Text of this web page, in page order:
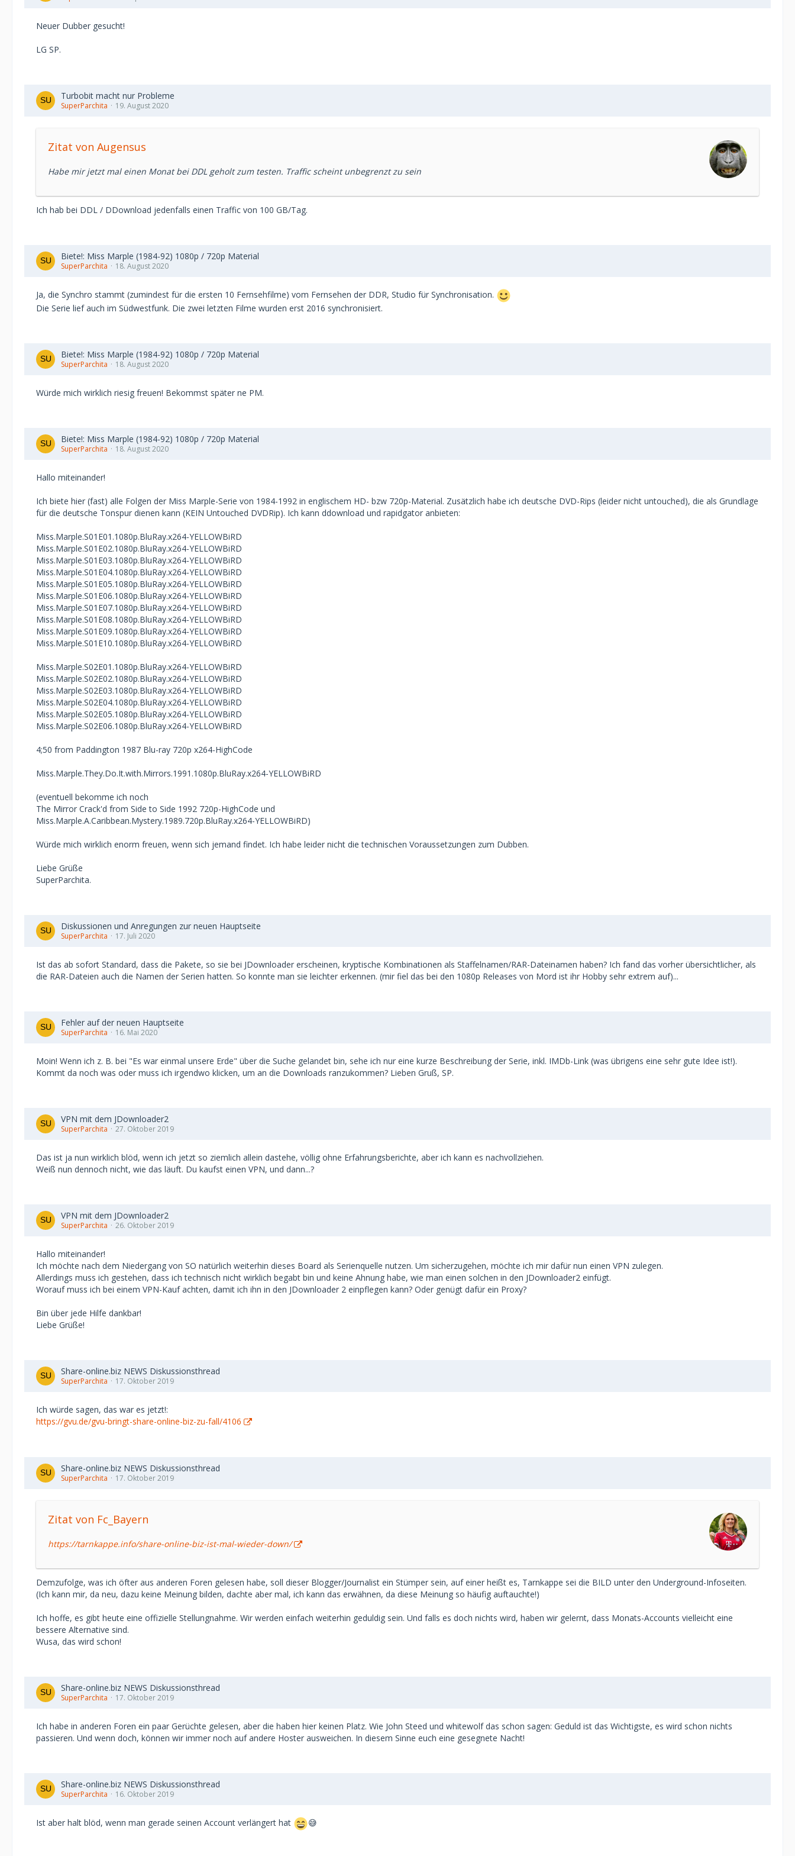
Neuer Dubber gesucht!
LG SP.
Turbobit macht nur Probleme
SuperParchita 19. August 2020
Zitat von Augensus
Habe mir jetzt mal einen Monat bei DDL geholt zum testen. Traffic scheint unbegrenzt zu sein
Ich hab bei DDL / DDownload jedenfalls einen Traffic von 100 GB/Tag.
Biete!: Miss Marple (1984-92) 1080p / 720p Material
SuperParchita 18. August 2020
Ja, die Synchro stammt (zumindest für die ersten 10 Fernsehfilme) vom Fernsehen der DDR, Studio für Synchronisation.
Die Serie lief auch im Südwestfunk. Die zwei letzten Filme wurden erst 2016 synchronisiert.
Biete!: Miss Marple (1984-92) 1080p / 720p Material
SuperParchita 18. August 2020
Würde mich wirklich riesig freuen! Bekommst später ne PM.
Biete!: Miss Marple (1984-92) 1080p / 720p Material
SuperParchita 18. August 2020
Hallo miteinander!
Ich biete hier (fast) alle Folgen der Miss Marple-Serie von 1984-1992 in englischem HD- bzw 720p-Material. Zusätzlich habe ich deutsche DVD-Rips (leider nicht untouched), die als Grundlage
für die deutsche Tonspur dienen kann (KEIN Untouched DVDRip). Ich kann ddownload und rapidgator anbieten:
Miss.Marple.S01E01.1080p.BluRay.x264-YELLOWBiRD
Miss.Marple.S01E02.1080p.BluRay.x264-YELLOWBiRD
Miss.Marple.S01E03.1080p.BluRay.x264-YELLOWBiRD
Miss.Marple.S01E04.1080p.BluRay.x264-YELLOWBiRD
Miss.Marple.S01E05.1080p.BluRay.x264-YELLOWBiRD
Miss.Marple.S01E06.1080p.BluRay.x264-YELLOWBiRD
Miss.Marple.S01E07.1080p.BluRay.x264-YELLOWBiRD
Miss.Marple.S01E08.1080p.BluRay.x264-YELLOWBiRD
Miss.Marple.S01E09.1080p.BluRay.x264-YELLOWBiRD
Miss.Marple.S01E10.1080p.BluRay.x264-YELLOWBiRD
Miss.Marple.S02E01.1080p.BluRay.x264-YELLOWBiRD
Miss.Marple.S02E02.1080p.BluRay.x264-YELLOWBiRD
Miss.Marple.S02E03.1080p.BluRay.x264-YELLOWBiRD
Miss.Marple.S02E04.1080p.BluRay.x264-YELLOWBiRD
Miss.Marple.S02E05.1080p.BluRay.x264-YELLOWBiRD
Miss.Marple.S02E06.1080p.BluRay.x264-YELLOWBiRD
4;50 from Paddington 1987 Blu-ray 720p x264-HighCode
Miss.Marple.They.Do.It.with.Mirrors.1991.1080p.BluRay.x264-YELLOWBiRD
(eventuell bekomme ich noch
The Mirror Crack'd from Side to Side 1992 720p-HighCode und
Miss.Marple.A.Caribbean.Mystery.1989.720p.BluRay.x264-YELLOWBiRD)
Würde mich wirklich enorm freuen, wenn sich jemand findet. Ich habe leider nicht die technischen Voraussetzungen zum Dubben.
Liebe Grüße
SuperParchita.
Diskussionen und Anregungen zur neuen Hauptseite
SuperParchita 17. Juli 2020
Ist das ab sofort Standard, dass die Pakete, so sie bei JDownloader erscheinen, kryptische Kombinationen als Staffelnamen/RAR-Dateinamen haben? Ich fand das vorher übersichtlicher, als
die RAR-Dateien auch die Namen der Serien hatten. So konnte man sie leichter erkennen. (mir fiel das bei den 1080p Releases von Mord ist ihr Hobby sehr extrem auf)...
Fehler auf der neuen Hauptseite
SuperParchita 16. Mai 2020
Moin! Wenn ich z. B. bei "Es war einmal unsere Erde" über die Suche gelandet bin, sehe ich nur eine kurze Beschreibung der Serie, inkl. IMDb-Link (was übrigens eine sehr gute Idee ist!).
Kommt da noch was oder muss ich irgendwo klicken, um an die Downloads ranzukommen? Lieben Gruß, SP.
VPN mit dem JDownloader2
SuperParchita 27. Oktober 2019
Das ist ja nun wirklich blöd, wenn ich jetzt so ziemlich allein dastehe, völlig ohne Erfahrungsberichte, aber ich kann es nachvollziehen.
Weiß nun dennoch nicht, wie das läuft. Du kaufst einen VPN, und dann...?
VPN mit dem JDownloader2
SuperParchita 26. Oktober 2019
Hallo miteinander!
Ich möchte nach dem Niedergang von SO natürlich weiterhin dieses Board als Serienquelle nutzen. Um sicherzugehen, möchte ich mir dafür nun einen VPN zulegen.
Allerdings muss ich gestehen, dass ich technisch nicht wirklich begabt bin und keine Ahnung habe, wie man einen solchen in den JDownloader2 einfügt.
Worauf muss ich bei einem VPN-Kauf achten, damit ich ihn in den JDownloader 2 einpflegen kann? Oder genügt dafür ein Proxy?
Bin über jede Hilfe dankbar!
Liebe Grüße!
Share-online.biz NEWS Diskussionsthread
SuperParchita 17. Oktober 2019
Ich würde sagen, das war es jetzt!:
https://gvu.de/gvu-bringt-share-online-biz-zu-fall/4106
Share-online.biz NEWS Diskussionsthread
SuperParchita 17. Oktober 2019
Zitat von Fc_Bayern
https://tarnkappe.info/share-online-biz-ist-mal-wieder-down/
Demzufolge, was ich öfter aus anderen Foren gelesen habe, soll dieser Blogger/Journalist ein Stümper sein, auf einer heißt es, Tarnkappe sei die BILD unter den Underground-Infoseiten.
(Ich kann mir, da neu, dazu keine Meinung bilden, dachte aber mal, ich kann das erwähnen, da diese Meinung so häufig auftauchte!)
Ich hoffe, es gibt heute eine offizielle Stellungnahme. Wir werden einfach weiterhin geduldig sein. Und falls es doch nichts wird, haben wir gelernt, dass Monats-Accounts vielleicht eine
bessere Alternative sind.
Wusa, das wird schon!
Share-online.biz NEWS Diskussionsthread
SuperParchita 17. Oktober 2019
Ich habe in anderen Foren ein paar Gerüchte gelesen, aber die haben hier keinen Platz. Wie John Steed und whitewolf das schon sagen: Geduld ist das Wichtigste, es wird schon nichts
passieren. Und wenn doch, können wir immer noch auf andere Hoster ausweichen. In diesem Sinne euch eine gesegnete Nacht!
Share-online.biz NEWS Diskussionsthread
SuperParchita 16. Oktober 2019
Ist aber halt blöd, wenn man gerade seinen Account verlängert hat 😅